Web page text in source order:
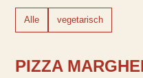
Alle vegetarisch
PIZZA